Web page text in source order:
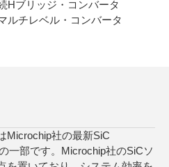
Hブリッジ・コンバータ
ルチレベル・コンバータ
Microchip社の最新SiC
一部です。Microchip社のSiCソ